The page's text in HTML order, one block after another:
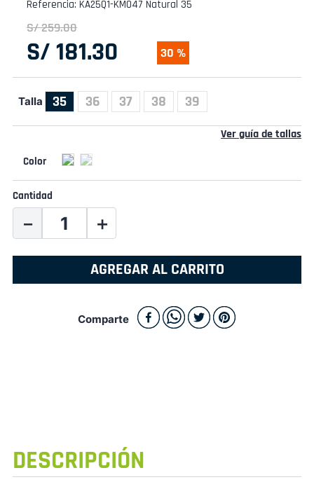
Referencia: KA25Q1-KM047 Natural 35
S/259.00
S/ 181.30 30 %
Talla 35 36 37 38 39
Ver guía de tallas
Cantidad
＋
－
AGREGAR AL CARRITO
Comparte
DESCRIPCIÓN